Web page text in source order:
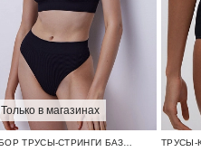
Только в магазинах
НАБОР ТРУСЫ-СТРИНГИ БАЗА В РУБЧИК / RIBBED BASE